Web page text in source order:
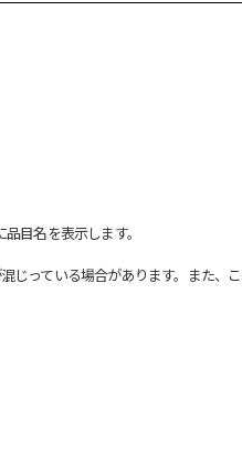
目名を表示します。
ている場合があります。また、